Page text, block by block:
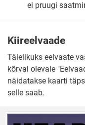
ei pruugi
Kiireelvaade
Täielikuks eelvaate
kõrval olevale
näidatakse kaarti
selle saab.